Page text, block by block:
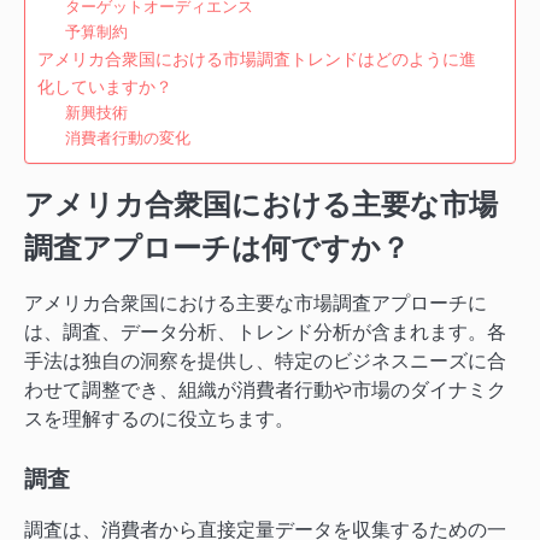
ターゲットオーディエンス
予算制約
アメリカ合衆国における市場調査トレンドはどのように進
化していますか？
新興技術
消費者行動の変化
アメリカ合衆国における主要な市場
調査アプローチは何ですか？
アメリカ合衆国における主要な市場調査アプローチに
は、調査、データ分析、トレンド分析が含まれます。各
手法は独自の洞察を提供し、特定のビジネスニーズに合
わせて調整でき、組織が消費者行動や市場のダイナミク
スを理解するのに役立ちます。
調査
調査は、消費者から直接定量データを収集するための一